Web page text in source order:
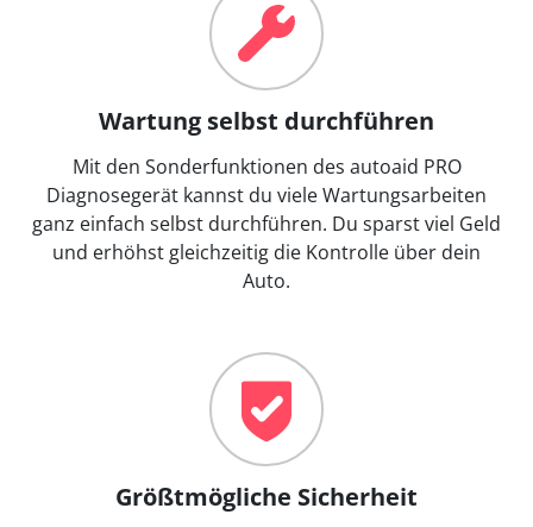
Wartung selbst durchführen
Mit den Sonderfunktionen des autoaid PRO
Diagnosegerät kannst du viele Wartungsarbeiten
ganz einfach selbst durchführen. Du sparst viel Geld
und erhöhst gleichzeitig die Kontrolle über dein
Auto.
Größtmögliche Sicherheit